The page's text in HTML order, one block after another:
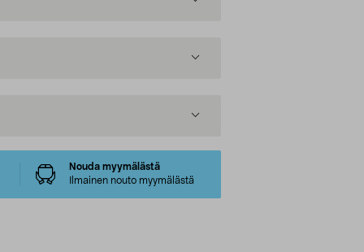
Nouda myymälästä
Ilmainen nouto myymälästä